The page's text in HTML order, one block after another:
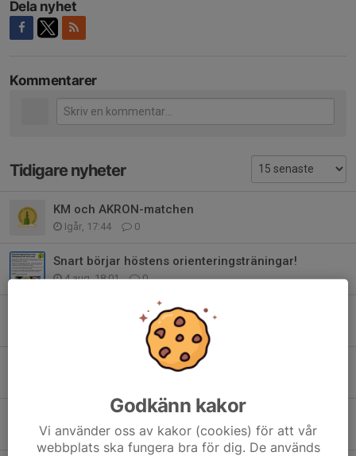
Dela nyhet
Kommentarer
Tidigare nyheter
KM och AKRON-matchen
Igår, 17:44 0
Snart börjar höstens orienteringsträningar!
4 aug, 18:01 0
Grattis Lidköpings VSK!
0
Naturpasset - orientering för alla
Orientera i Mellbyskogen på torsdag!
22 jun, 09:54 0
Godkänn kakor
Vi använder oss av kakor (cookies) för att vår
webbplats ska fungera bra för dig. De används